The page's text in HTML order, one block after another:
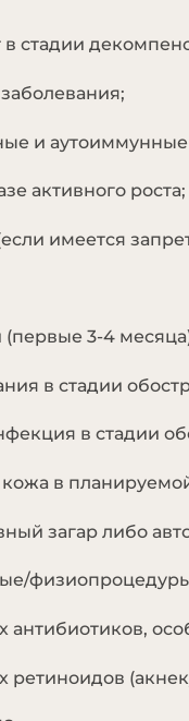
стадии
и аутоиммунные
активного роста;
имеется
3-4
в стадии
в стадии
в
загар либо